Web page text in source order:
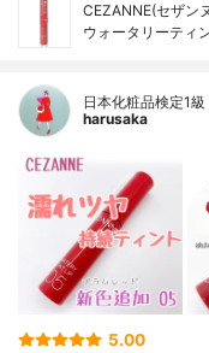
CEZANNE(セザン
ウォータリーティ
日本化粧品検定1級
harusaka
5.00